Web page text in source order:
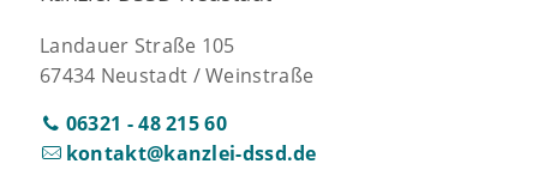
Landauer Straße 105
67434 Neustadt / Weinstraße
06321 - 48 215 60
kontakt@kanzlei-dssd.de